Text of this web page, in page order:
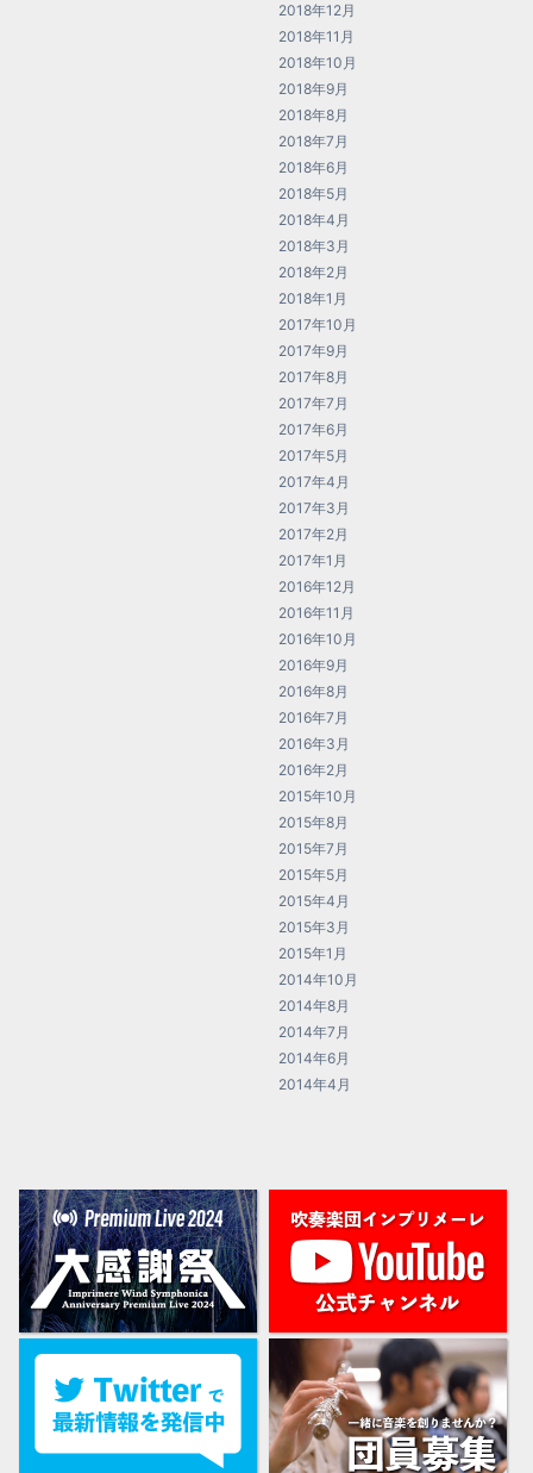
2018年12月
2018年11月
2018年10月
2018年9月
2018年8月
2018年7月
2018年6月
2018年5月
2018年4月
2018年3月
2018年2月
2018年1月
2017年10月
2017年9月
2017年8月
2017年7月
2017年6月
2017年5月
2017年4月
2017年3月
2017年2月
2017年1月
2016年12月
2016年11月
2016年10月
2016年9月
2016年8月
2016年7月
2016年3月
2016年2月
2015年10月
2015年8月
2015年7月
2015年5月
2015年4月
2015年3月
2015年1月
2014年10月
2014年8月
2014年7月
2014年6月
2014年4月